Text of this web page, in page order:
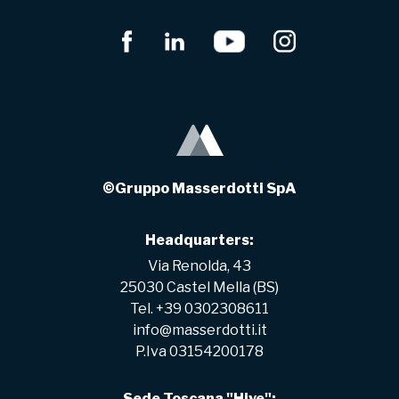
©Gruppo Masserdotti SpA
Headquarters:
Via Renolda, 43
25030 Castel Mella (BS)
Tel. +39 0302308611
info@masserdotti.it
P.Iva 03154200178